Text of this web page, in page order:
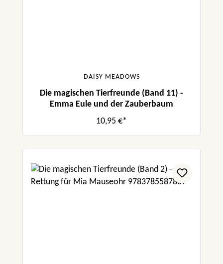
DAISY MEADOWS
Die magischen Tierfreunde (Band 11) -
Emma Eule und der Zauberbaum
10,95 €*